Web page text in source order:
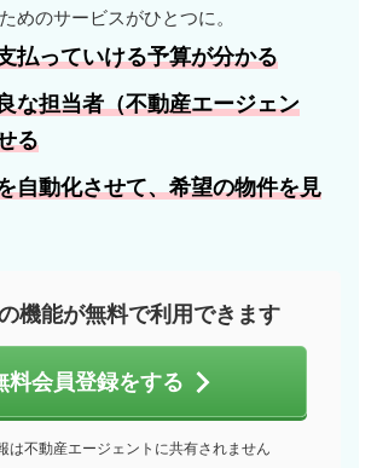
めのサービスがひとつに。
払っていける予算が分かる
な担当者（不動産エージェン
る
自動化させて、希望の物件を見
機能が無料で利用できます
料会員登録をする
は不動産エージェントに共有されません